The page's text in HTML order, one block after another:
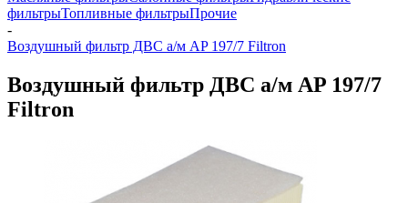
фильтрыТопливные фильтрыПрочие
-
Воздушный фильтр ДВС а/м AP 197/7 Filtron
Воздушный фильтр ДВС а/м AP 197/7
Filtron